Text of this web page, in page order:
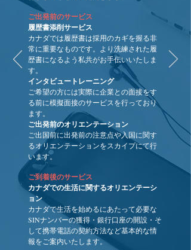
ご出発前のサービス
履歴書添削サービス
カナダでは履歴書は採用のカギを握る非
常に重要なものです。より洗練された履
歴書になるよう私共がお手伝いいたしま
す。
インタビュートレーニング ​
ご希望の方には実際に企業との面接をす
る前に模擬面接のサービスを行っており
ます。
ご出発前のオリエンテーション
​ご出国前に出発前の注意点や入国に関す
るオリエンテーションをスカイプにて行
います。
ご到着後のサービス
カナダでの生活に関するオリエンテーシ
ョン
カナダで生活を始めるにあたって必要な
SINナンバーの獲得・銀行口座の開設・そ
して携帯電話の契約方法など基本的な情
報をご案内いたします。